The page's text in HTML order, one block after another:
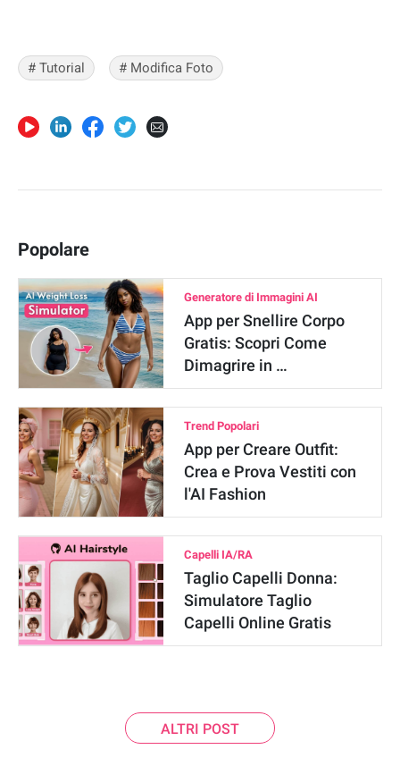
# Tutorial # Modifica Foto
Popolare
Generatore di Immagini AI
App per Snellire Corpo
Gratis: Scopri Come
Dimagrire in …
Trend Popolari
App per Creare Outfit:
Crea e Prova Vestiti con
l'AI Fashion
Capelli IA/RA
Taglio Capelli Donna:
Simulatore Taglio
Capelli Online Gratis
ALTRI POST